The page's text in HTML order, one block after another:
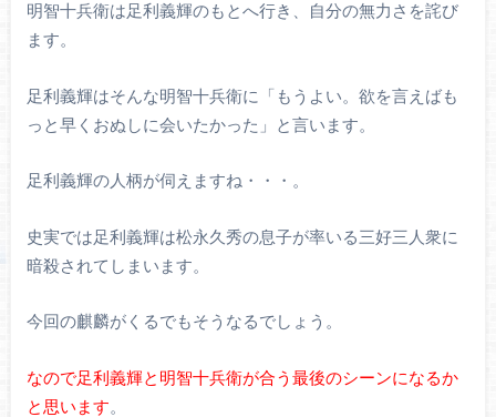
明智十兵衛は足利義輝のもとへ行き、自分の無力さを詫び
ます。
足利義輝はそんな明智十兵衛に「もうよい。欲を言えばも
っと早くおぬしに会いたかった」と言います。
足利義輝の人柄が伺えますね・・・。
史実では足利義輝は松永久秀の息子が率いる三好三人衆に
暗殺されてしまいます。
今回の麒麟がくるでもそうなるでしょう。
なので足利義輝と明智十兵衛が合う最後のシーンになるか
と思います。